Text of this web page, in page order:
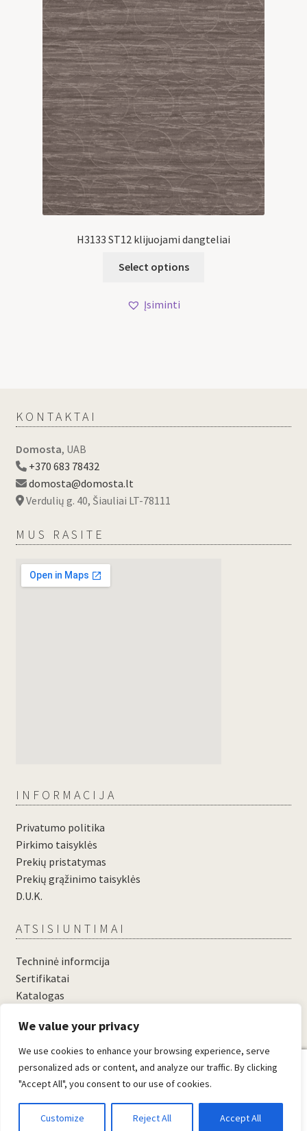
We value your privacy
We use cookies to enhance your browsing experience, serve
personalized ads or content, and analyze our traffic. By clicking
"Accept All", you consent to our use of cookies.
Customize Reject All Accept All
H3133 ST12 klijuojami dangteliai
Select options
Įsiminti
KONTAKTAI
Domosta, UAB
+370 683 78432
domosta@domosta.lt
Verdulių g. 40, Šiauliai LT-78111
MUS RASITE
INFORMACIJA
Privatumo politika
Pirkimo taisyklės
Prekių pristatymas
Prekių grąžinimo taisyklės
D.U.K.
ATSISIUNTIMAI
Techninė informcija
Sertifikatai
Katalogas
....
© Domosta.lt 2026
Sukūrė WooCommerce.
0